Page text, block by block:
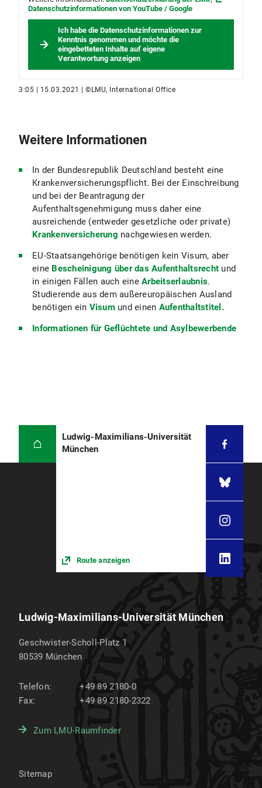
Zeugnisanerkennungsstellevorzubereiten.
der Zeugnisanerkennungsstelle ebenso
verlangt werden.
Bewerbende mit Schulabschlüssen
und/oder Hochschulabschlüssen aus der
Volksrepublik China
Deutschen Botschaft (APS)
unbeglaubigter Kopie (Ausnahme:
englischsprachige Master- und
Promotionsstudiengänge und Double-Degree-
Programme)
aktueller Lebenslauf
(siehe
Vorlage (PDF, 57 KB))
Gutachten bzw. Empfehlungsschreiben oder
Praktikumszeugnisse sind bei der Bewerbung im
International Officenichterforderlich.
für das Sie ein
jeweiligen Institut. Bitte prüfen Sie
anhand derListe der Fächer, ob Sie
ein solches Fach wählen möchten.
Datenschutzinformationen von YouTube / Google
Ich habe die Datenschutzinformationen zur
Kenntnis genommen und möchte die
eingebetteten Inhalte auf eigene
Verantwortung anzeigen
3:05 | 15.03.2021 | ©LMU, International Office
Weitere Informationen
In der Bundesrepublik Deutschland besteht eine
Krankenversicherungspflicht. Bei der Einschreibung
und bei der Beantragung der
Aufenthaltsgenehmigung muss daher eine
ausreichende (entweder gesetzliche oder private)
Krankenversicherung nachgewiesen werden.
EU-Staatsangehörige benötigen kein Visum, aber
eine Bescheinigung über das Aufenthaltsrecht und
in einigen Fällen auch eine Arbeitserlaubnis.
Studierende aus dem außereuropäischen Ausland
benötigen ein Visumund einen Aufenthaltstitel.
Informationen für Geflüchtete und Asylbewerbende
Ludwig-Maximilians-Universität
München
Route anzeigen
Ludwig-Maximilians-Universität München
Geschwister-Scholl-Platz 1
80539 München
Telefon:
+49 89 2180-0
Fax:
+49 89 2180-2322
Zum LMU-Raumfinder
Sitemap